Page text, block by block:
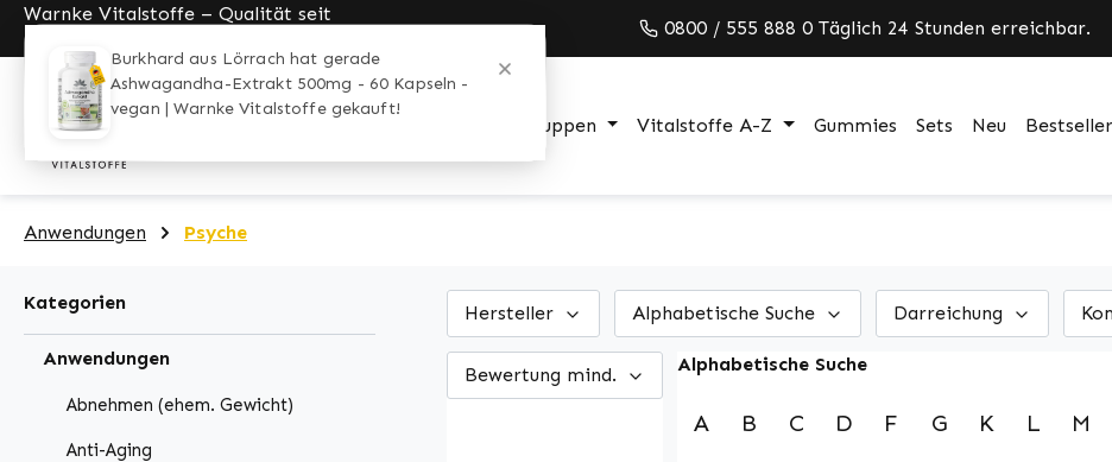
Zur Hauptnavigation springen
Warnke Vitalstoffe – Qualität seit
1989
0800 / 555 888 0 Täglich 24 Stunden erreichbar.
Anwendungen Personengruppen Vitalstoffe A-Z Gummies Sets Neu Bestseller
Anwendungen Psyche
Kategorien
Anwendungen
Abnehmen (ehem. Gewicht)
Anti-Aging
Hersteller Alphabetische Suche Darreichung
Bewertung mind. Alphabetische Suche
A B C D F G K L M